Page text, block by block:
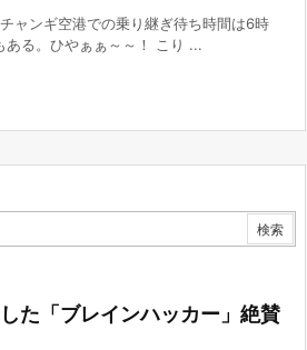
ャンギ空港での乗り継ぎ待ち時間は6時
ある。ひやぁぁ～～！ こり ...
た「ブレインハッカー」絶賛